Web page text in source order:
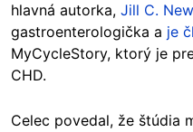
hlavná autorka, Jill C.
gastroenterologička a je
MyCycleStory, ktorý je
CHD.
Celec povedal, že štúdia